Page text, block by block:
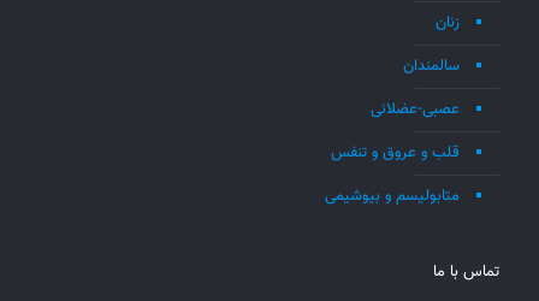
زنان
سالمندان
عصبی-عضلانی
قلب و عروق و تنفس
متابولیسم و بیوشیمی
تماس با ما